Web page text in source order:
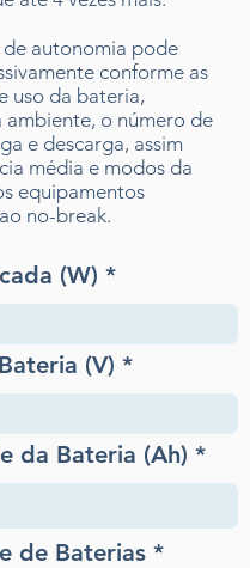
autonomia pode
conforme as
uso da bateria,
o número de
e descarga, assim
média e modos da
equipamentos
no-break.
(W)
(V)
da Bateria (Ah)
de Baterias